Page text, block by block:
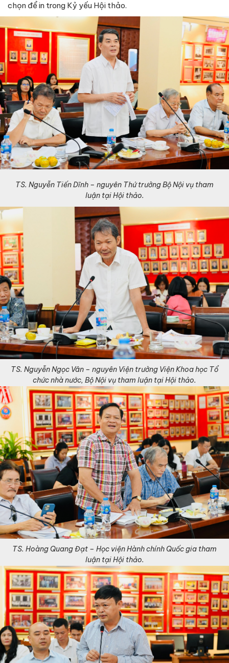
chọn để in trong Kỷ yếu Hội thảo.
TS. Nguyễn Tiến Dĩnh – nguyên Thứ trưởng Bộ Nội vụ tham
luận tại Hội thảo.
TS. Nguyễn Ngọc Vân – nguyên Viện trưởng Viện Khoa học Tổ
chức nhà nước, Bộ Nội vụ tham luận tại Hội thảo.
TS. Hoàng Quang Đạt – Học viện Hành chính Quốc gia tham
luận tại Hội thảo.